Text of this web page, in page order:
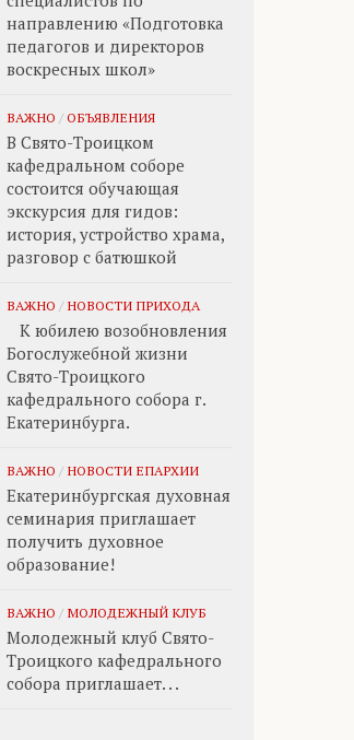
направлению «Подготовка
педагогов и директоров
воскресных школ»
ВАЖНО / ОБЪЯВЛЕНИЯ
В Свято-Троицком
кафедральном соборе
состоится обучающая
экскурсия для гидов:
история, устройство храма,
разговор с батюшкой
ВАЖНО / НОВОСТИ ПРИХОДА
К юбилею возобновления
Богослужебной жизни
Свято-Троицкого
кафедрального собора г.
Екатеринбурга.
ВАЖНО / НОВОСТИ ЕПАРХИИ
Екатеринбургская духовная
семинария приглашает
получить духовное
образование!
ВАЖНО / МОЛОДЕЖНЫЙ КЛУБ
Молодежный клуб Свято-
Троицкого кафедрального
собора приглашает. . .